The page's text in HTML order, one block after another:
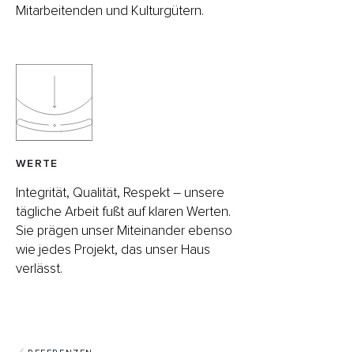
Mitarbeitenden und Kulturgütern.
Integrität, Qualität, Respekt – unsere
tägliche Arbeit fußt auf klaren Werten.
Sie prägen unser Miteinander ebenso
wie jedes Projekt, das unser Haus
verlässt.
WERTE